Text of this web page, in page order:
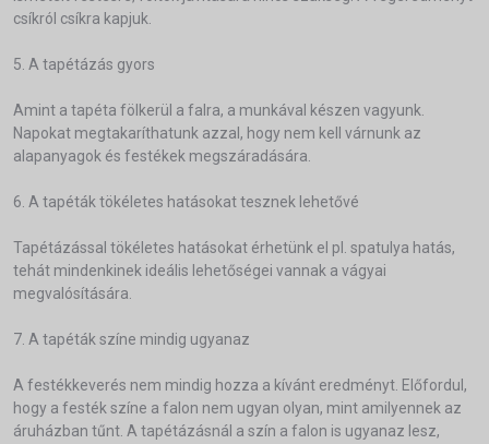
csíkról csíkra kapjuk.
5. A tapétázás gyors
Amint a tapéta fölkerül a falra, a munkával készen vagyunk.
Napokat megtakaríthatunk azzal, hogy nem kell várnunk az
alapanyagok és festékek megszáradására.
6. A tapéták tökéletes hatásokat tesznek lehetővé
Tapétázással tökéletes hatásokat érhetünk el pl. spatulya hatás,
tehát mindenkinek ideális lehetőségei vannak a vágyai
megvalósítására.
7. A tapéták színe mindig ugyanaz
A festékkeverés nem mindig hozza a kívánt eredményt. Előfordul,
hogy a festék színe a falon nem ugyan olyan, mint amilyennek az
áruházban tűnt. A tapétázásnál a szín a falon is ugyanaz lesz,